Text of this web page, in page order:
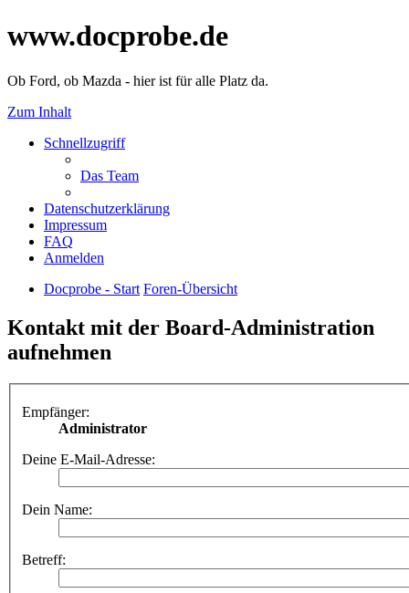
www.docprobe.de
Ob Ford, ob Mazda - hier ist für alle Platz da.
Zum Inhalt
Schnellzugriff
Das Team
Datenschutzerklärung
Impressum
FAQ
Anmelden
Docprobe - Start Foren-Übersicht
Kontakt mit der Board-Administration
aufnehmen
Empfänger:
Administrator
Deine E-Mail-Adresse:
Dein Name:
Betreff: